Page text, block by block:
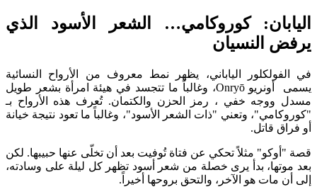
اليابان: كوروكامي… الشعر الأسود الذي
يرفض النسيان
في الفولكلور الياباني، يظهر نمط معروف من الأرواح النسائية
يسمى أونريو Onryō، وغالباً ما تتجسد في هيئة امرأة بشعر طويل
مسدل ووجه خفي ، رمز الحزن والكتمان. تُعرف هذه الأرواح بـ
"كوروكامي"، وتعني "ذات الشعر الأسود"، وغالباً ما تعود نتيجة خيانة
أو فراق قاتل.
قصة "أوكو" مثلاً تحكي عن فتاة تُوفيت بعد أن تخلّى عنها حبيبها. لكن
بعد موتها، بدأ يرى خصلة من شعر أسود تظهر كل ليلة على وسادته،
إلى أن مات هو الآخر، والتحق بروحها أخيراً.